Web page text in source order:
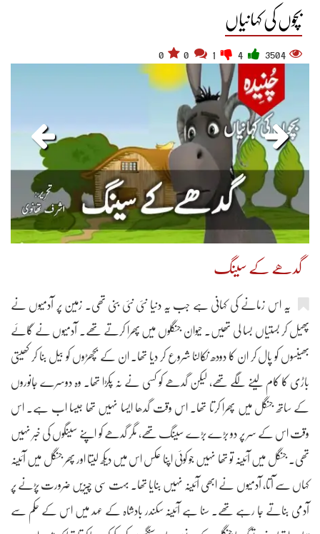
بچوں کی کہانیاں
3504
0
گدھے کے سینگ
یہ اس زمانے کی کہانی ہے جب یہ دنیا نئی نئی بنی تھی۔ زمین پر آدمیوں نے
پھیل کر بستیاں بسا لی تھیں۔ حیوان جنگلوں میں پھرا کرتے تھے۔ آدمیوں نے گائے
بھینسوں کو پال کر ان کا دودھ نکالنا شروع کر دیا تھا۔ ان کے بچھڑوں کو بیل بنا کر کھیتی
باڑی کا کام لینے لگے تھے، لیکن گدھے کو کسی نے نہ پکڑا تھا۔ وہ دوسرے جانوروں
کے ساتھ جنگل میں پھرا کرتا تھا۔ اس وقت گدھا ایسا نہیں تھا جیسا اب ہے۔ اس
وقت اس کے سر پر دو بڑے بڑے سینگ تھے، مگر گدھے کو اپنے سینگوں کی خبر نہیں
تھی۔ جنگل میں آئینہ تو تھا نہیں جو کوئی اپنا عکس اس میں دیکھ لیتا اور پھر جنگل میں آئینہ
کہاں سے آتا، آدمیوں نے ابھی آئینہ نہیں بنایا تھا۔ بہت سی چیزیں ضرورت پڑنے پر
آدمی بناتے جا رہے تھے۔ سنا ہے آئینہ سکندر بادشاہ کے عہد میں اس کے حکم سے